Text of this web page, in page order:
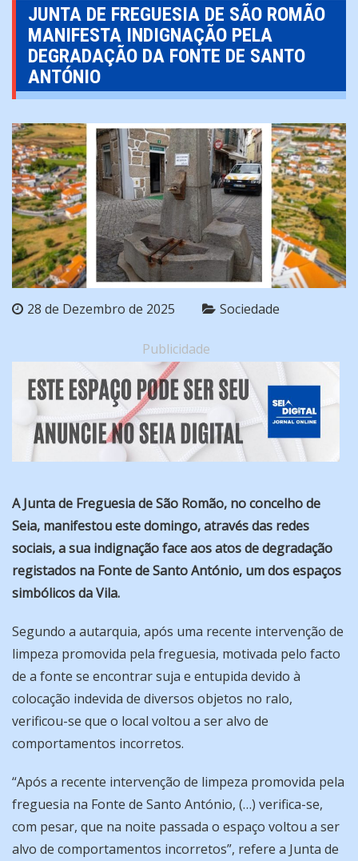
JUNTA DE FREGUESIA DE SÃO ROMÃO
MANIFESTA INDIGNAÇÃO PELA
DEGRADAÇÃO DA FONTE DE SANTO
ANTÓNIO
28 de Dezembro de 2025 Sociedade
Publicidade
A Junta de Freguesia de São Romão, no concelho de
Seia, manifestou este domingo, através das redes
sociais, a sua indignação face aos atos de degradação
registados na Fonte de Santo António, um dos espaços
simbólicos da Vila.
Segundo a autarquia, após uma recente intervenção de
limpeza promovida pela freguesia, motivada pelo facto
de a fonte se encontrar suja e entupida devido à
colocação indevida de diversos objetos no ralo,
verificou-se que o local voltou a ser alvo de
comportamentos incorretos.
“Após a recente intervenção de limpeza promovida pela
freguesia na Fonte de Santo António, (…) verifica-se,
com pesar, que na noite passada o espaço voltou a ser
alvo de comportamentos incorretos”, refere a Junta de